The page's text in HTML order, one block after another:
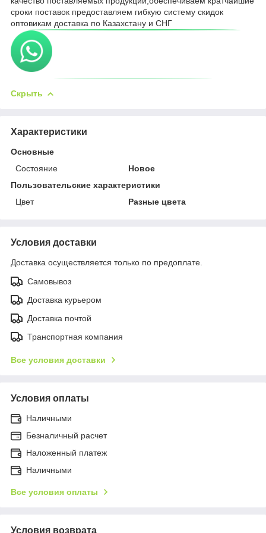
сроки поставок предоставляем гибкую систему скидок
оптовикам доставка по Казахстану и СНГ
Скрыть
Характеристики
Основные
Состояние
Новое
Пользовательские характеристики
Цвет
Разные цвета
Условия доставки
Доставка осуществляется только по предоплате.
Самовывоз
Доставка курьером
Доставка почтой
Транспортная компания
Все условия доставки
Условия оплаты
Наличными
Безналичный расчет
Наложенный платеж
Наличными
Все условия оплаты
Условия возврата